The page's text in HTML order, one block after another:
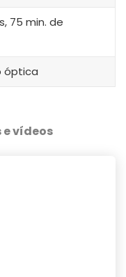
75 min. de
óptica
vídeos